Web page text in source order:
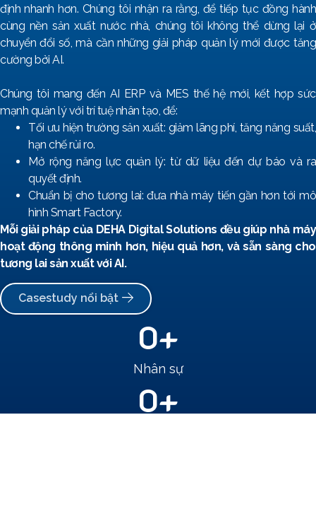
định nhanh hơn. Chúng tôi nhận ra rằng, để tiếp tục đồng hành
cùng nền sản xuất nước nhà, chúng tôi không thể dừng lại ở
chuyển đổi số, mà cần những giải pháp quản lý mới được tăng
cường bởi AI.
Chúng tôi mang đến AI ERP và MES thế hệ mới, kết hợp sức
mạnh quản lý với trí tuệ nhân tạo, để:
Tối ưu hiện trường sản xuất: giảm lãng phí, tăng năng suất,
hạn chế rủi ro.
Mở rộng năng lực quản lý: từ dữ liệu đến dự báo và ra
quyết định.
Chuẩn bị cho tương lai: đưa nhà máy tiến gần hơn tới mô
hình Smart Factory.
Mỗi giải pháp của DEHA Digital Solutions đều giúp nhà máy
hoạt động thông minh hơn, hiệu quả hơn, và sẵn sàng cho
tương lai sản xuất với AI.
Casestudy nổi bật
Nhân sự
0+
0+